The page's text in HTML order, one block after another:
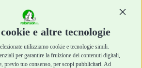
e altre tecnologie
utilizziamo cookie e tecnologie simili.
per garantire la fruizione dei contenuti digitali,
previo tuo consenso, per scopi pubblicitari. Ad
Igiene e Pulizia
Accessori
Top Quality